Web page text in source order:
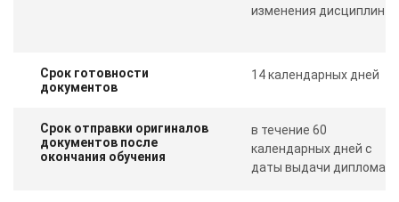
изменения дисциплин
Срок готовности
документов
14 календарных дней
Срок отправки оригиналов
документов после
окончания обучения
в течение 60
календарных дней с
даты выдачи диплома